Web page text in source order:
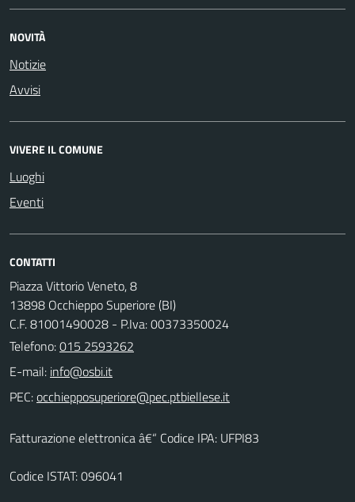
NOVITÀ
Notizie
Avvisi
VIVERE IL COMUNE
Luoghi
Eventi
CONTATTI
Piazza Vittorio Veneto, 8
13898 Occhieppo Superiore (BI)
C.F. 81001490028 - P.Iva: 00373350024
Telefono:015 2593262
E-mail:
PEC:
Fatturazione elettronica â€“ Codice IPA: UFPI83
Codice ISTAT: 096041